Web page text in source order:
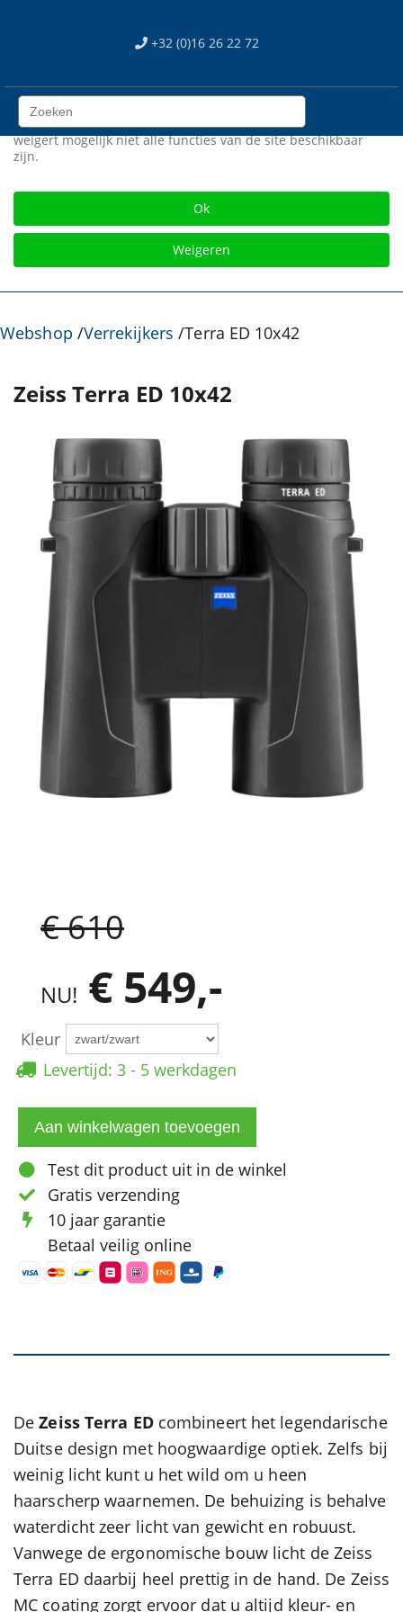
+32 (0)16 26 22 72
Webshop /Verrekijkers /Terra ED 10x42
Zeiss Terra ED 10x42
€ 610
NU! € 549,-
Kleur
Levertijd: 3 - 5 werkdagen
Test dit product uit in de winkel
Gratis verzending
10 jaar garantie
Betaal veilig online
DeZeiss Terra EDcombineert het legendarische
Duitse design met hoogwaardige optiek. Zelfs bij
weinig licht kunt u het wild om u heen
haarscherp waarnemen. De behuizing is behalve
waterdicht zeer licht van gewicht en robuust.
Vanwege de ergonomische bouw licht de Zeiss
Terra ED daarbij heel prettig in de hand. De Zeiss
MC coating zorgt ervoor dat u altijd kleur- en
anderen ons helpen om de site en gebruikerservaring te
verbeteren (tracking cookies). U kan zelf kiezen of u deze
cookies wil toestaan of niet. Let op dat als u onze cookies
weigert mogelijk niet alle functies van de site beschikbaar
zijn.
Ok
Weigeren